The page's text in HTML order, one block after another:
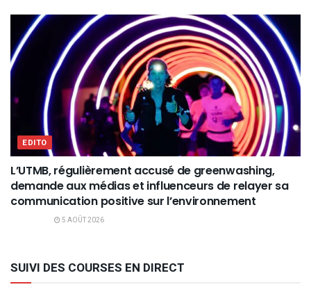
EDITO
L’UTMB, régulièrement accusé de greenwashing,
demande aux médias et influenceurs de relayer sa
communication positive sur l’environnement
5 AOÛT 2026
SUIVI DES COURSES EN DIRECT